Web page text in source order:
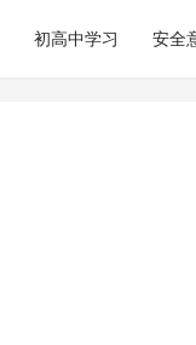
初高中学习 安全